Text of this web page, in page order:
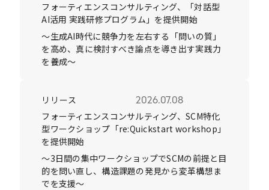
フォーティエンスコンサルティング、「対話型
AI活用 実践研修プログラム」を提供開始
～生成AI時代に競争力を左右する「問いの質」
を高め、真に検討すべき論点を導き出す実践力
を養成～
フォーティエンスコンサルティング、SCM特化
型ワークショップ「re:Quickstart workshop」
を提供開始
～3日間の集中ワークショップでSCMの前提と目
的を問い直し、構造課題の発見から変革構想ま
でを支援～
リリース 2026.07.08